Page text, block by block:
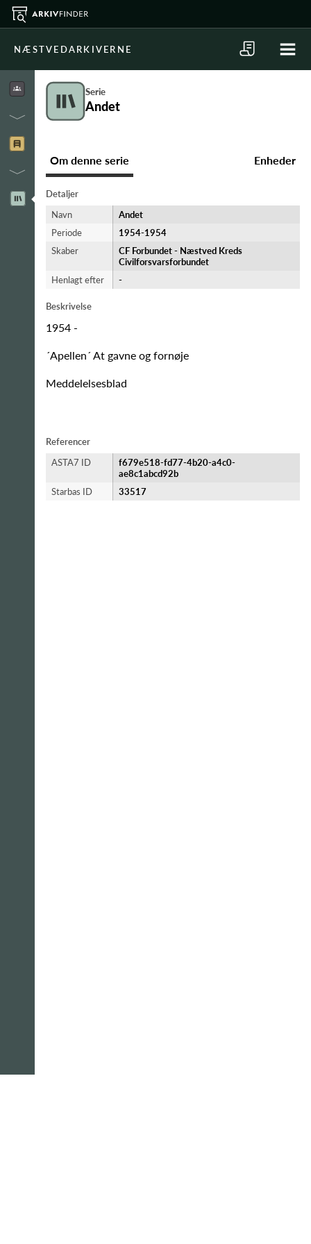
NÆSTVEDARKIVERNE
Serie
Andet
Om denne serie Enheder
Detaljer
Navn
Andet
Periode
1954-​1954
Skaber
CF Forbundet - Næstved Kreds
Civilforsvarsforbundet
Henlagt efter
-
Beskrivelse
1954 -
´Apellen´ At gavne og fornøje
Meddelelsesblad
Referencer
ASTA7 ID
f679e518-fd77-4b20-a4c0-
ae8c1abcd92b
Starbas ID
33517